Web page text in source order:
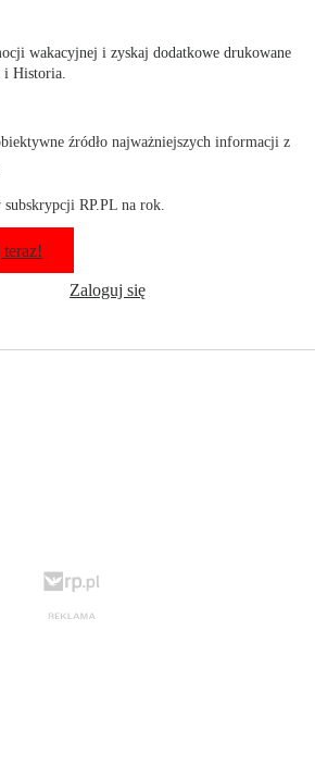
wakacyjnej i zyskaj dodatkowe drukowane
i Historia.
źródło najważniejszych informacji z
RP.PL na rok.
Zaloguj się